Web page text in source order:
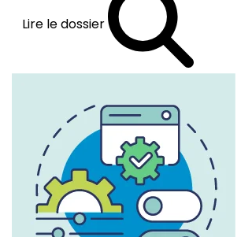
Lire le dossier